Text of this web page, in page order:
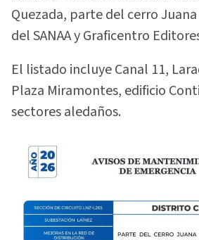
Quezada, parte del cerro
del SANAA y Graficentro
El listado incluye Canal 11,
Plaza Miramontes, edificio
sectores aledaños.